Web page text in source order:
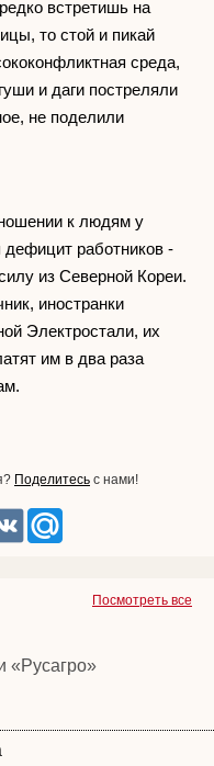
встретишь на
то стой и пикай
среда,
и даги постреляли
не поделили
к людям у
дефицит работников -
из Северной Кореи.
иностранки
Электростали, их
им в два раза
Поделитесь с нами!
Посмотреть все
«Русагро»